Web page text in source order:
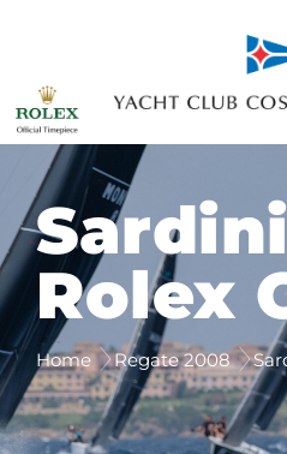
Rolex
Home Regate 2008